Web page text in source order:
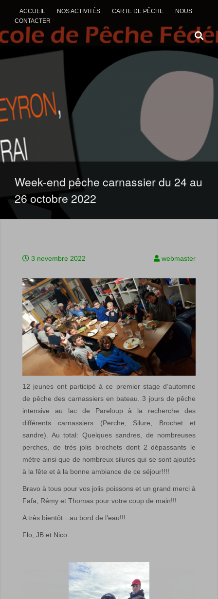
ACCUEIL NOS ACTIVITÉS CARTE DE PÊCHE
NOUS
CONTACTER
ALLER AU CONTENU
Week-end pêche carnassier du 24 au
26 octobre 2022
3 novembre 2022 webmaster
12 jeunes ont participé à ce premier stage d’automne
de pêche des carnassiers en bateau. 3 jours de pêche
intensive au lac de Pareloup à la recherche des
différents carnassiers (Perche, Silure, Brochet et
sandre). Au total: Quelques sandres, de nombreuses
perches, de très jolis brochets dont 2 dépassants le
mètre ainsi que de nombreux silures qui se sont ajoutés
à la fête et à la bonne ambiance de ce séjour!!!!
Bravo à tous pour vos jolis poissons et un grand merci à
Fafa, Rémy et Thomas pour votre coup de main!!!
A très bientôt…au bord de l’eau!!!
Flo, JB et Nico.